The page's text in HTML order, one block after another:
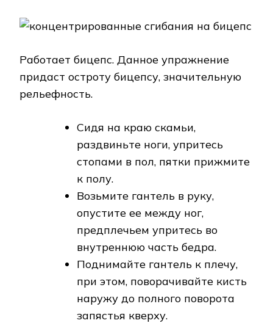
Работает бицепс. Данное упражнение
придаст остроту бицепсу, значительную
рельефность.
Сидя на краю скамьи,
раздвиньте ноги, упритесь
стопами в пол, пятки прижмите
к полу.
Возьмите гантель в руку,
опустите ее между ног,
предплечьем упритесь во
внутреннюю часть бедра.
Поднимайте гантель к плечу,
при этом, поворачивайте кисть
наружу до полного поворота
запястья кверху.